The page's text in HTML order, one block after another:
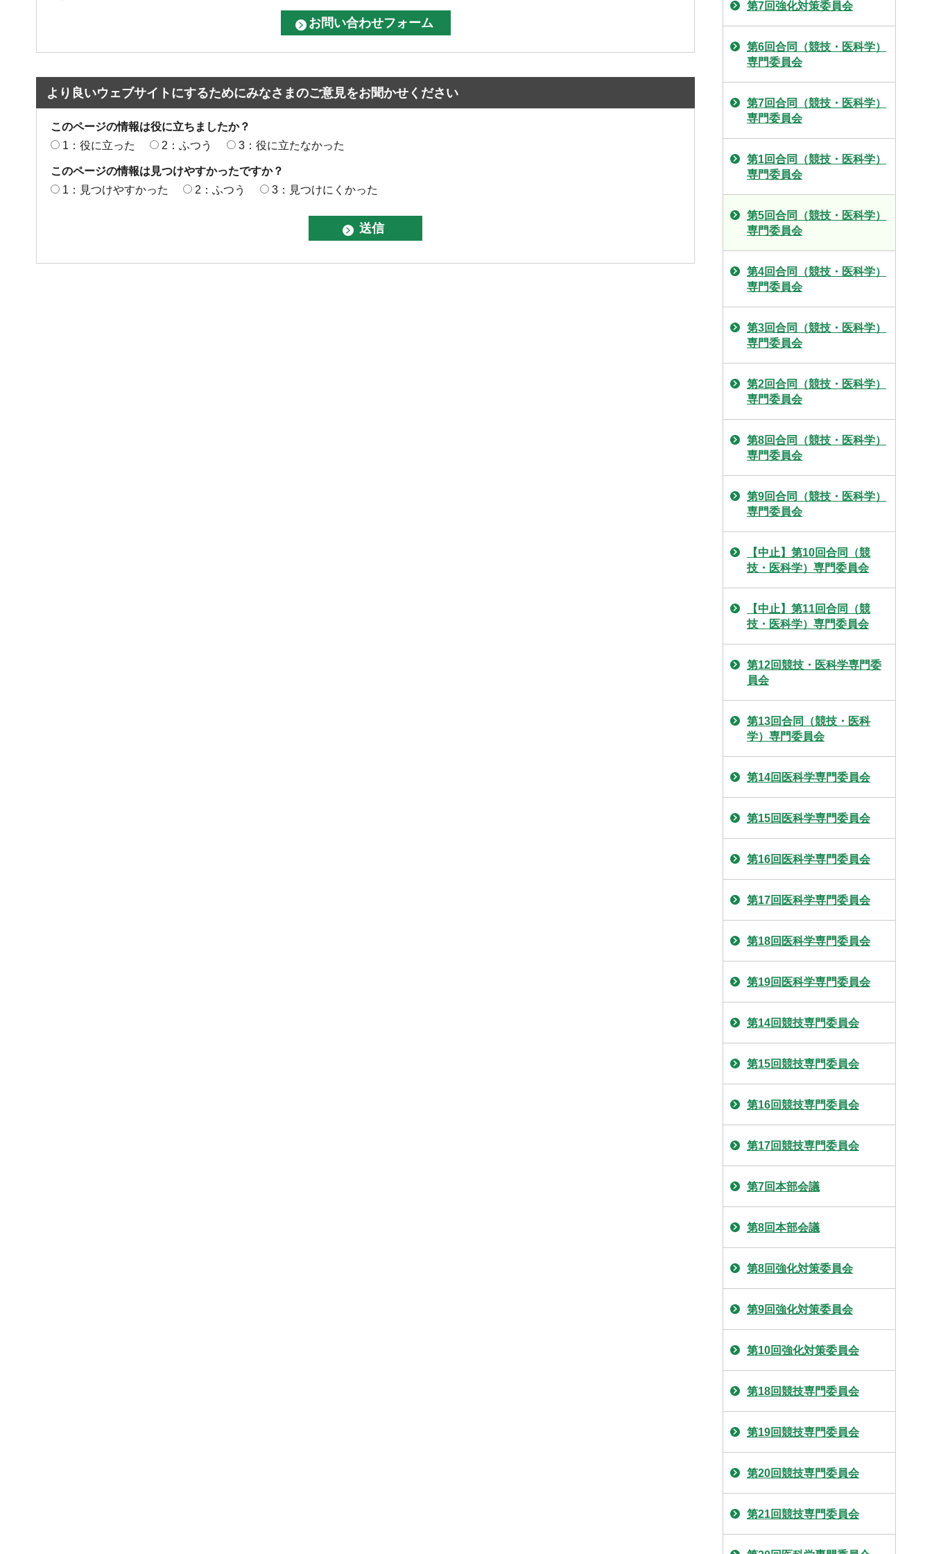
より良いウェブサイトにするためにみなさまのご意見をお聞かせください
このページの情報は役に立ちましたか？
1：役に立った
2：ふつう 3：役に立たなかった
このページの情報は見つけやすかったですか？
1：見つけやすかった
2：ふつう 3：見つけにくかった
第7回強化対策委員会
第6回合同（競技・医科学）
専門委員会
第7回合同（競技・医科学）
専門委員会
第1回合同（競技・医科学）
専門委員会
第5回合同（競技・医科学）
専門委員会
第4回合同（競技・医科学）
専門委員会
第3回合同（競技・医科学）
専門委員会
第2回合同（競技・医科学）
専門委員会
第8回合同（競技・医科学）
専門委員会
第9回合同（競技・医科学）
専門委員会
【中止】第10回合同（競
技・医科学）専門委員会
【中止】第11回合同（競
技・医科学）専門委員会
第12回競技・医科学専門委
員会
第13回合同（競技・医科
学）専門委員会
第14回医科学専門委員会
第15回医科学専門委員会
第16回医科学専門委員会
第17回医科学専門委員会
第18回医科学専門委員会
第19回医科学専門委員会
第14回競技専門委員会
第15回競技専門委員会
第16回競技専門委員会
第17回競技専門委員会
第7回本部会議
第8回本部会議
第8回強化対策委員会
第9回強化対策委員会
第10回強化対策委員会
第18回競技専門委員会
第19回競技専門委員会
第20回競技専門委員会
第21回競技専門委員会